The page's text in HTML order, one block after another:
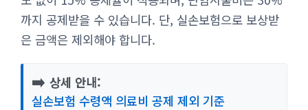
까지 공제받을 수 있습니다. 단, 실손보험으로 보상받
은 금액은 제외해야 합니다.
➡️ 상세 안내:
실손보험 수령액 의료비 공제 제외 기준